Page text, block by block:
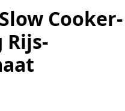
Cooker-
Rijs-